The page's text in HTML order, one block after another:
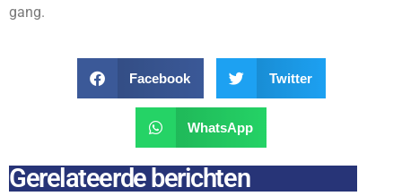
gang.
Facebook Twitter
WhatsApp
Gerelateerde berichten